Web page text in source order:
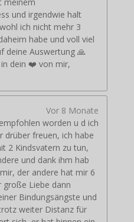
und irgendwie halt
ich nicht mehr 3
habe und voll viel
deine Auswertung 🙏
dein ❤️ von mir,
Vor 8 Monate
worden u d ich
drüber freuen, ich habe
2 Kindsvatern zu tun,
und dank ihm hab
der andere hat mir 6
große Liebe dann
Bindungsängste und
weiter Distanz für